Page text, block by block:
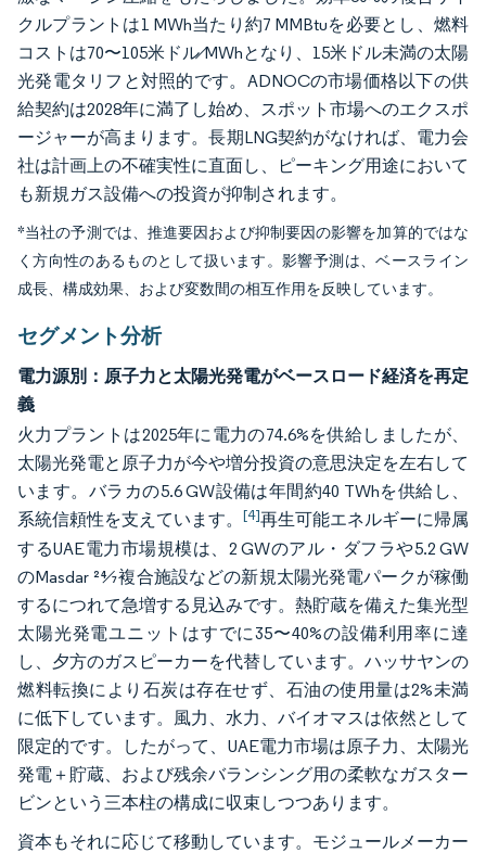
クルプラントは1 MWh当たり約7 MMBtuを必要とし、燃料
コストは70〜105米ドル⁄MWhとなり、15米ドル未満の太陽
光発電タリフと対照的です。ADNOCの市場価格以下の供
給契約は2028年に満了し始め、スポット市場へのエクスポ
ージャーが高まります。長期LNG契約がなければ、電力会
社は計画上の不確実性に直面し、ピーキング用途において
も新規ガス設備への投資が抑制されます。
*当社の予測では、推進要因および抑制要因の影響を加算的ではな
く方向性のあるものとして扱います。影響予測は、ベースライン
成長、構成効果、および変数間の相互作用を反映しています。
セグメント分析
電力源別：原子力と太陽光発電がベースロード経済を再定
義
火力プラントは2025年に電力の74.6%を供給しましたが、
太陽光発電と原子力が今や増分投資の意思決定を左右して
います。バラカの5.6 GW設備は年間約40 TWhを供給し、
系統信頼性を支えています。 [4]再生可能エネルギーに帰属
するUAE電力市場規模は、2 GWのアル・ダフラや5.2 GW
のMasdar 24⁄7複合施設などの新規太陽光発電パークが稼働
するにつれて急増する見込みです。熱貯蔵を備えた集光型
太陽光発電ユニットはすでに35〜40%の設備利用率に達
し、夕方のガスピーカーを代替しています。ハッサヤンの
燃料転換により石炭は存在せず、石油の使用量は2%未満
に低下しています。風力、水力、バイオマスは依然として
限定的です。したがって、UAE電力市場は原子力、太陽光
発電＋貯蔵、および残余バランシング用の柔軟なガスター
ビンという三本柱の構成に収束しつつあります。
資本もそれに応じて移動しています。モジュールメーカー